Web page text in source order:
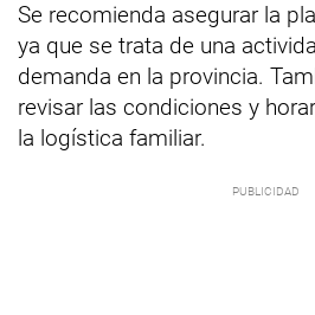
Se recomienda asegurar la
ya que se trata de una
demanda en la provincia.
revisar las condiciones y
la logística familiar.